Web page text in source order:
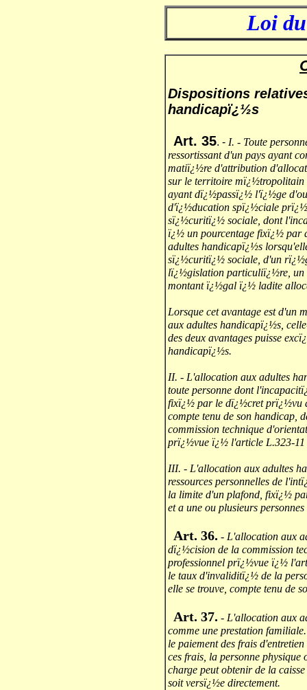
Loi
.
Dispositions
handicapï¿½s
Art. 35. - I. - Toute
ressortissant d'un pays ayant
matiï¿½re d'attribution
sur le territoire mï¿½tropolitain
ayant dï¿½passï¿½ l'ï¿½ge
d'ï¿½ducation spï¿½ciale
sï¿½curitï¿½ sociale, dont
ï¿½ un pourcentage fixï¿½ par
adultes handicapï¿½s
sï¿½curitï¿½ sociale, d'un
lï¿½gislation particuliï¿½re, un
montant ï¿½gal ï¿½ ladite
Lorsque cet avantage est
aux adultes handicapï¿½s,
des deux avantages puisse
handicapï¿½s.
II. - L'allocation aux adultes
toute personne dont
fixï¿½ par le dï¿½cret prï¿½vu
compte tenu de son handicap,
commission technique
prï¿½vue ï¿½ l'article L.323-11
III. - L'allocation aux adultes
ressources personnelles de
la limite d'un plafond, fixï¿½
et a une ou plusieurs
Art. 36. - L'allocation aux
dï¿½cision de la commission
professionnel prï¿½vue ï¿½
le taux d'invaliditï¿½ de la
elle se trouve, compte tenu de
Art. 37. - L'allocation aux
comme une prestation
le paiement des frais
ces frais, la personne
charge peut obtenir de la
soit versï¿½e directement.